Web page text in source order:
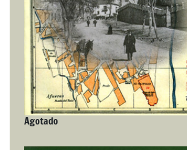
Agotado